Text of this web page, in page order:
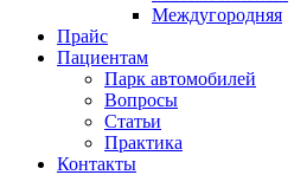
Междугородняя
Прайс
Пациентам
Парк автомобилей
Вопросы
Статьи
Практика
Контакты